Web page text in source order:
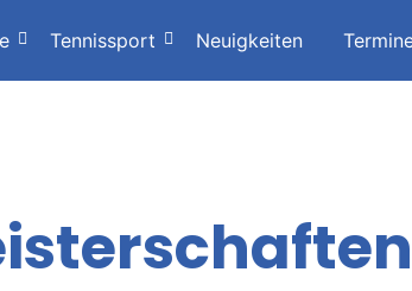
Tennissport Neuigkeiten